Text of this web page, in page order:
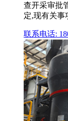
查开采审批
定,现有关事
联系电话: